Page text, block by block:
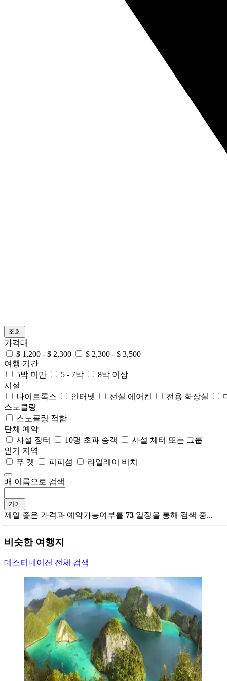
조회
가격대
$ 1,200 - $ 2,300
$ 2,300 - $ 3,500
여행 기간
5박 미만
5 - 7박
8박 이상
시설
나이트록스
인터넷 선실 에어컨 전용 화장실
스노클링
스노클링 적합
단체 예약
사설 장터
10명 초과 승객
사설 체터 또는 그룹
인기 지역
푸 켓
피피섬 라일레이 비치
배 이름으로 검색
가기
제일 좋은 가격과 예약가능여부를 73 일정을 통해 검색 중...
비슷한 여행지
데스티네이션 전체 검색